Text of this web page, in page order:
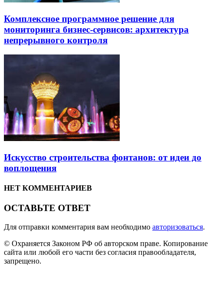
Комплексное программное решение для
мониторинга бизнес-сервисов: архитектура
непрерывного контроля
Искусство строительства фонтанов: от идеи до
воплощения
НЕТ КОММЕНТАРИЕВ
ОСТАВЬТЕ ОТВЕТ
Для отправки комментария вам необходимо авторизоваться.
© Охраняется Законом РФ об авторском праве. Копирование
сайта или любой его части без согласия правообладателя,
запрещено.